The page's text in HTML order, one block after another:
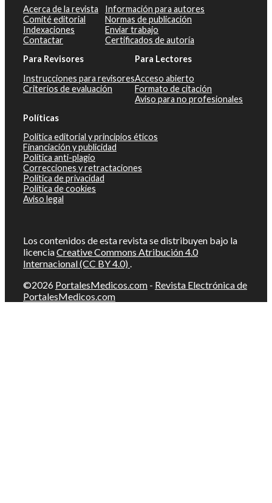
Acerca de la revista
Comité editorial
Indexaciones
Contactar
Información para autores
Normas de publicación
Enviar trabajo
Certificados de autoría
Para Revisores
Instrucciones para revisores
Criterios de evaluación
Para Lectores
Acceso abierto
Formato de citación
Aviso para no profesionales
Políticas
Política editorial y principios éticos
Financiación y publicidad
Política anti-plagio
Correcciones y retractaciones
Política de privacidad
Política de cookies
Aviso legal
Los contenidos de esta revista se distribuyen bajo la
licenciaCreative Commons Atribución 4.0
Internacional (CC BY 4.0) .
©2026 PortalesMedicos.com - Revista Electrónica de
PortalesMedicos.com